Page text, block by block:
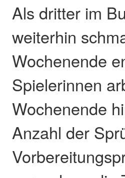
Als dritter im
weiterhin
Wochenende
Spielerinnen
Wochenende
Anzahl der